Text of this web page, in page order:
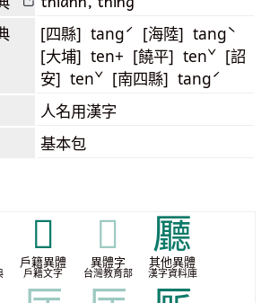
[四縣] tangˊ [海陸] tangˋ
[大埔] ten+ [饒平] tenˇ [詔
安] tenˇ [南四縣] tangˊ
人名用漢字
基本包
𤘖
戶籍異體
戶籍文字
𤘖
異體字
台灣教育部
㕔
其他異體
漢字資料庫